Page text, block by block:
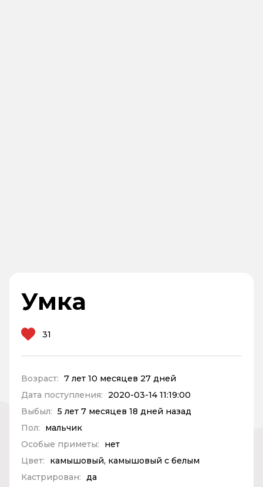
Умка
31
Возраст: 7 лет 10 месяцев 27 дней
Дата поступления:
2020-03-14 11:19:00
Выбыл: 5 лет 7 месяцев 18 дней назад
Пол:
мальчик
Особые приметы:
нет
Цвет:
камышовый, камышовый с белым
Кастрирован: да